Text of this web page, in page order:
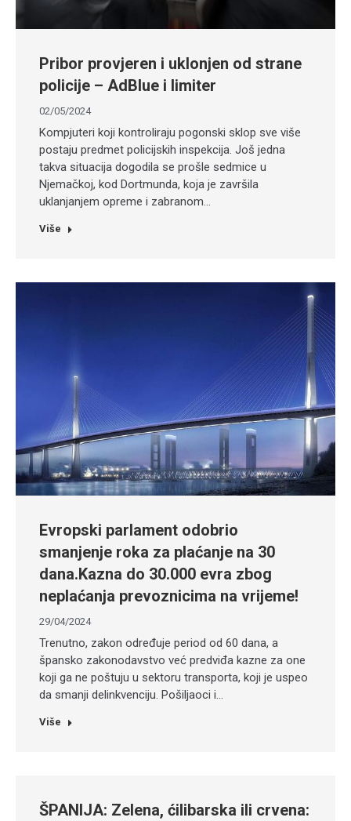
Pribor provjeren i uklonjen od strane
policije – AdBlue i limiter
02/05/2024
Kompjuteri koji kontroliraju pogonski sklop sve više
postaju predmet policijskih inspekcija. Još jedna
takva situacija dogodila se prošle sedmice u
Njemačkoj, kod Dortmunda, koja je završila
uklanjanjem opreme i zabranom…
Više
Evropski parlament odobrio
smanjenje roka za plaćanje na 30
dana.Kazna do 30.000 evra zbog
neplaćanja prevoznicima na vrijeme!
29/04/2024
Trenutno, zakon određuje period od 60 dana, a
špansko zakonodavstvo već predviđa kazne za one
koji ga ne poštuju u sektoru transporta, koji je uspeo
da smanji delinkvenciju. Pošiljaoci i…
Više
ŠPANIJA: Zelena, ćilibarska ili crvena: